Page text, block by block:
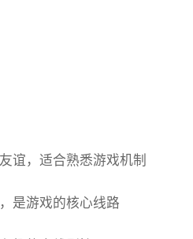
谊，适合熟悉游戏机制
是游戏的核心线路